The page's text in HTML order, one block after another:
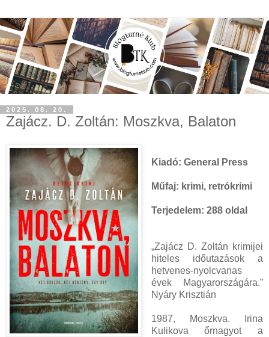
2025. 08. 20.
Zajácz. D. Zoltán: Moszkva, Balaton
Kiadó: General Press
Műfaj: krimi, retrókrimi
Terjedelem: 288 oldal
„Zajácz D. Zoltán krimijei
hiteles időutazások a
hetvenes-nyolcvanas
évek Magyarországára.”
Nyáry Krisztián
1987, Moszkva. Irina
Kulikova őrnagyot a